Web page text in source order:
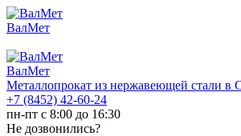
ВалМет
ВалМет
Металлопрокат из нержавеющей стали в
+7 (8452) 42-60-24
пн-пт с 8:00 до 16:30
Не дозвонились?